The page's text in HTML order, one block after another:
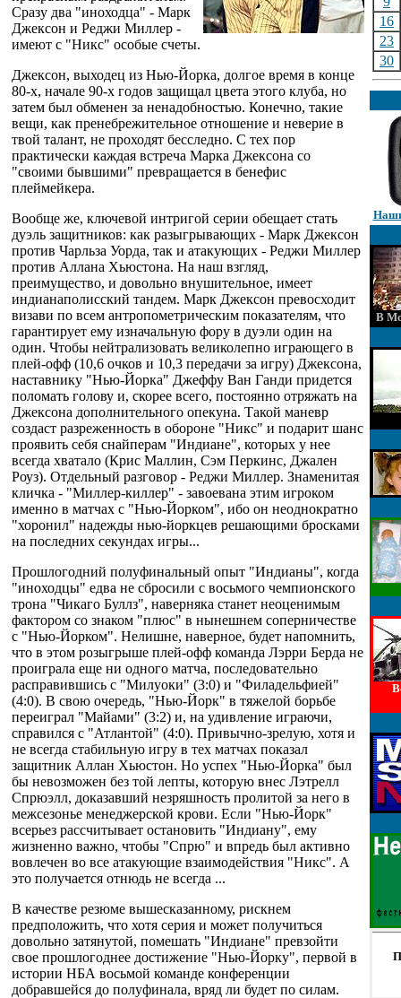
Сразу два "иноходца" - Марк
Джексон и Реджи Миллер -
имеют с "Никс" особые счеты.
Джексон, выходец из Нью-Йорка, долгое время в конце
80-х, начале 90-х годов защищал цвета этого клуба, но
затем был обменен за ненадобностью. Конечно, такие
вещи, как пренебрежительное отношение и неверие в
твой талант, не проходят бесследно. С тех пор
практически каждая встреча Марка Джексона со
"своими бывшими" превращается в бенефис
плеймейкера.
Вообще же, ключевой интригой серии обещает стать
дуэль защитников: как разыгрывающих - Марк Джексон
против Чарльза Уорда, так и атакующих - Реджи Миллер
против Аллана Хьюстона. На наш взгляд,
преимущество, и довольно внушительное, имеет
индианаполисский тандем. Марк Джексон превосходит
визави по всем антропометрическим показателям, что
гарантирует ему изначальную фору в дуэли один на
один. Чтобы нейтрализовать великолепно играющего в
плей-офф (10,6 очков и 10,3 передачи за игру) Джексона,
наставнику "Нью-Йорка" Джеффу Ван Ганди придется
поломать голову и, скорее всего, постоянно отряжать на
Джексона дополнительного опекуна. Такой маневр
создаст разреженность в обороне "Никс" и подарит шанс
проявить себя снайперам "Индиане", которых у нее
всегда хватало (Крис Маллин, Сэм Перкинс, Джален
Роуз). Отдельный разговор - Реджи Миллер. Знаменитая
кличка - "Миллер-киллер" - завоевана этим игроком
именно в матчах с "Нью-Йорком", ибо он неоднократно
"хоронил" надежды нью-йоркцев решающими бросками
на последних секундах игры...
Прошлогодний полуфинальный опыт "Индианы", когда
"иноходцы" едва не сбросили с восьмого чемпионского
трона "Чикаго Буллз", наверняка станет неоценимым
фактором со знаком "плюс" в нынешнем соперничестве
с "Нью-Йорком". Нелишне, наверное, будет напомнить,
что в этом розыгрыше плей-офф команда Лэрри Берда не
проиграла еще ни одного матча, последовательно
расправившись с "Милуоки" (3:0) и "Филадельфией"
(4:0). В свою очередь, "Нью-Йорк" в тяжелой борьбе
переиграл "Майами" (3:2) и, на удивление играючи,
справился с "Атлантой" (4:0). Привычно-зрелую, хотя и
не всегда стабильную игру в тех матчах показал
защитник Аллан Хьюстон. Но успех "Нью-Йорка" был
бы невозможен без той лепты, которую внес Лэтрелл
Спрюэлл, доказавший незряшность пролитой за него в
межсезонье менеджерской крови. Если "Нью-Йорк"
всерьез рассчитывает остановить "Индиану", ему
жизненно важно, чтобы "Спрю" и впредь был активно
вовлечен во все атакующие взаимодействия "Никс". А
это получается отнюдь не всегда ...
В качестве резюме вышесказанному, рискнем
предположить, что хотя серия и может получиться
довольно затянутой, помешать "Индиане" превзойти
свое прошлогоднее достижение "Нью-Йорку", первой в
истории НБА восьмой команде конференции
добравшейся до полуфинала, вряд ли будет по силам.
16
23
30
В